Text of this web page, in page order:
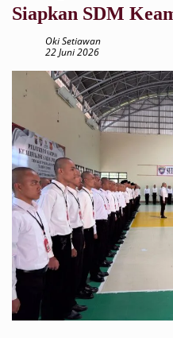
Siapkan SDM
Oki Setiawan
22 Juni 2026